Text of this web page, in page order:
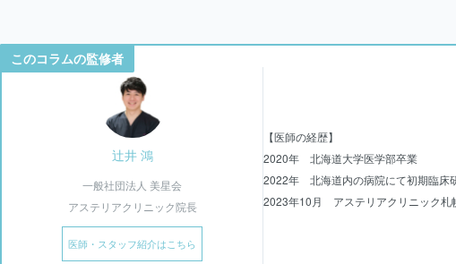
このコラムの監修者
辻井 鴻
一般社団法人 美星会
アステリアクリニック院長
医師・スタッフ紹介はこちら
【医師の経歴】
2020年 北海道大学医学部卒業
2022年 北海道内の病院にて初期臨床
2023年10月 アステリアクリニック札